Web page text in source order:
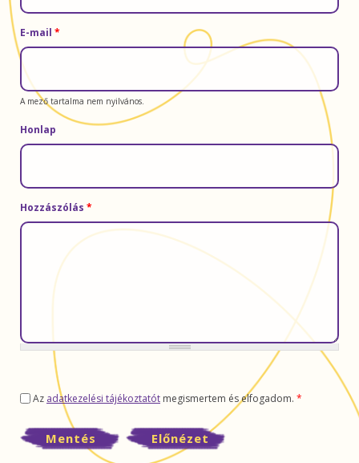
E-mail *
A mező tartalma nem nyilvános.
Honlap
Hozzászólás *
Az adatkezelési tájékoztatót megismertem és elfogadom. *